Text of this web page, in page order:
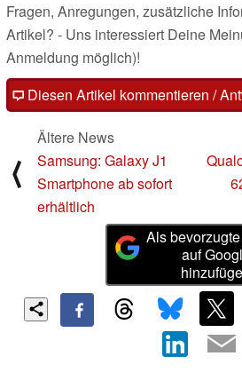
Fragen, Anregungen, zusätzliche
Artikel? - Uns interessiert Deine
Anmeldung möglich)!
Diesen Artikel kommentieren /
⟨
Ältere News
Samsung: Galaxy J1
Smartphone ab sofort
erhältlich
Als
auf